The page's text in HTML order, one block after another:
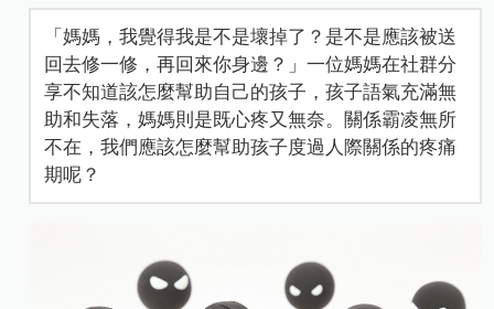
「媽媽，我覺得我是不是壞掉了？是不是應該被送
回去修一修，再回來你身邊？」一位媽媽在社群分
享不知道該怎麼幫助自己的孩子，孩子語氣充滿無
助和失落，媽媽則是既心疼又無奈。關係霸凌無所
不在，我們應該怎麼幫助孩子度過人際關係的疼痛
期呢？